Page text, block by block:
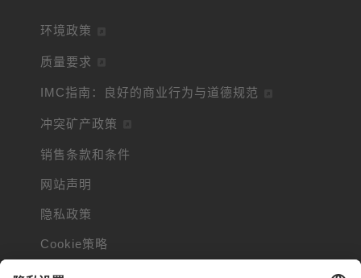
环境政策
质量要求
IMC指南：良好的商业行为与道德规范
冲突矿产政策
销售条款和条件
网站声明
隐私政策
Cookie策略
Cookie信息